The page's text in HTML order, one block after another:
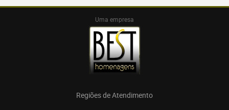
Uma empresa
Regiões de Atendimento